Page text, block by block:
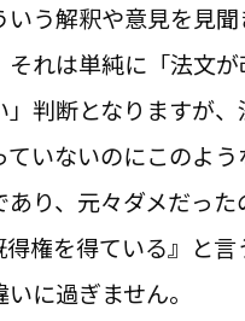
いう解釈や意見を見
それは単純に「法文
」判断となりますが
ていないのにこのよ
あり、元々ダメだっ
得権を得ている』と
に過ぎません。